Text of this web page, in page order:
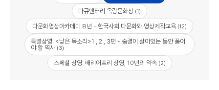
다큐멘터리 옥랑문화상 (1)
다문화영상아카데미 8년 - 한국사회 다문화와 영상제작교육 (12)
특별상영: <낮은 목소리>1 , 2 , 3편 - 숨결이 살아있는 동안 풀어
야 할 역사 (3)
스페셜 상영: 배리어프리 상영, 10년의 약속(2)